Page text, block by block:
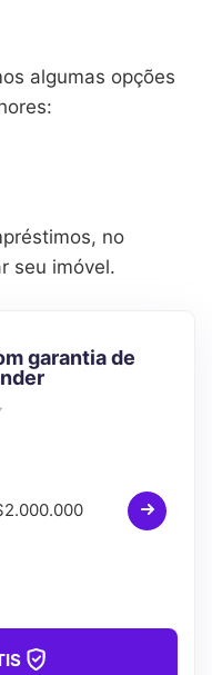
algumas opções
no
seu imóvel.
garantia de